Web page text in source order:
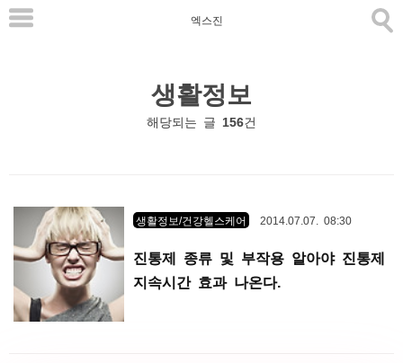
본
엑스진
생활정보
해당되는 글 156건
생활정보/건강헬스케어 2014.07.07. 08:30
진통제 종류 및 부작용 알아야 진통제
지속시간 효과 나온다.